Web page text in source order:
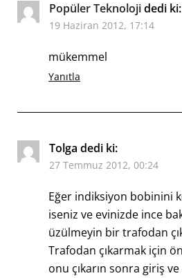
Popüler Teknolojidedi ki:
19 Haziran 2012, 17:14
mükemmel
Yanıtla
Tolga dedi ki:
27 Temmuz 2012, 00:24
Eğer indiksiyon bobinini
iseniz ve evinizde ince
üzülmeyin bir trafodan
Trafodan çıkarmak için
onu çıkarın sonra giriş